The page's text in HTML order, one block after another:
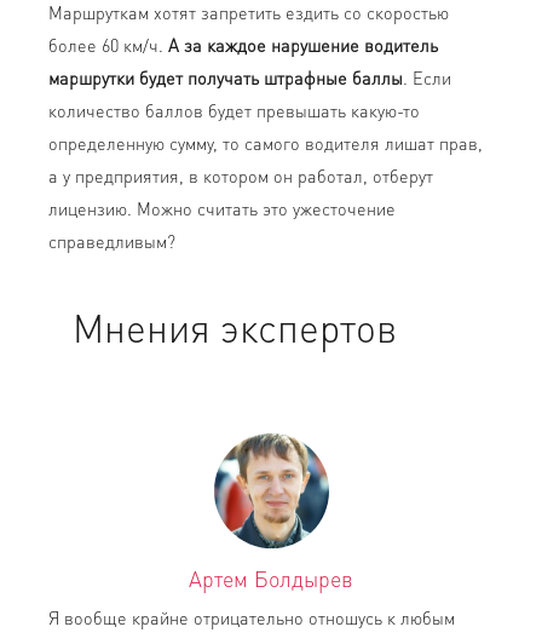
Маршруткам хотят запретить ездить со скоростью
более 60 км/ч. А за каждое нарушение водитель
маршрутки будет получать штрафные баллы . Если
количество баллов будет превышать какую-то
определенную сумму, то самого водителя лишат прав,
а у предприятия, в котором он работал, отберут
лицензию. Можно считать это ужесточение
справедливым?
Мнения экспертов
Артем Болдырев
Я вообще крайне отрицательно отношусь к любым